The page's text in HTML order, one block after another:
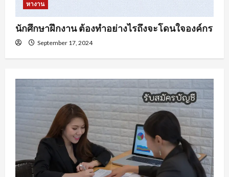
หางาน
นักศึกษาฝึกงาน ต้องทำอย่างไรถึงจะโดนใจองค์กร
September 17, 2024